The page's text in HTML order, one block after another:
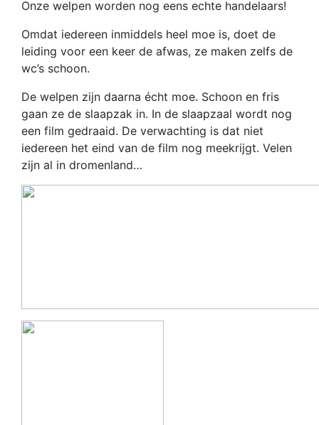
Onze welpen worden nog eens echte handelaars!
Omdat iedereen inmiddels heel moe is, doet de
leiding voor een keer de afwas, ze maken zelfs de
wc’s schoon.
De welpen zijn daarna écht moe. Schoon en fris
gaan ze de slaapzak in. In de slaapzaal wordt nog
een film gedraaid. De verwachting is dat niet
iedereen het eind van de film nog meekrijgt. Velen
zijn al in dromenland…